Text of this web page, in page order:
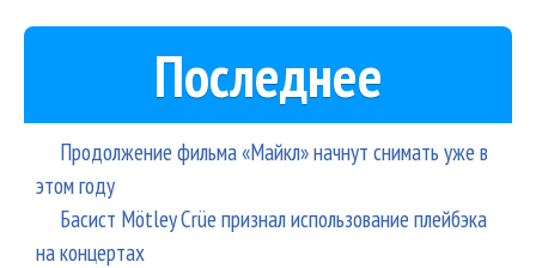
Последнее
Продолжение фильма «Майкл» начнут снимать уже в
этом году
Басист Mötley Crüe признал использование плейбэка
на концертах